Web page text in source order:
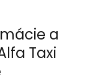
a
Taxi